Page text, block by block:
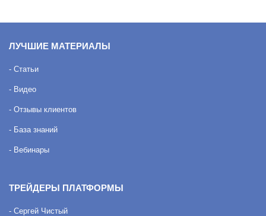
ЛУЧШИЕ МАТЕРИАЛЫ
- Статьи
- Видео
- Отзывы клиентов
- База знаний
- Вебинары
ТРЕЙДЕРЫ ПЛАТФОРМЫ
- Сергей Чистый